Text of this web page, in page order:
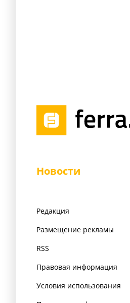
Новости
Редакция
Размещение рекламы
RSS
Правовая информация
Условия использования